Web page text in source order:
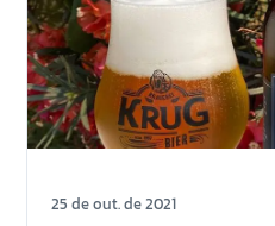
25 de out. de 2021